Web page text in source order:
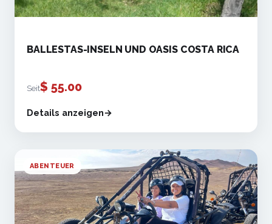
BALLESTAS-INSELN UND OASIS COSTA RICA
Seit$ 55.00
Details anzeigen
ABENTEUER